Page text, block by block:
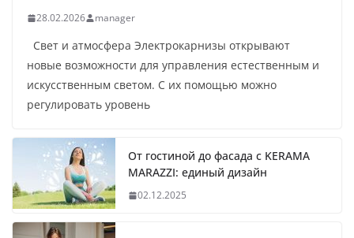
28.02.2026 manager
Свет и атмосфера Электрокарнизы открывают
новые возможности для управления естественным и
искусственным светом. С их помощью можно
регулировать уровень
От гостиной до фасада с KERAMA
MARAZZI: единый дизайн
02.12.2025